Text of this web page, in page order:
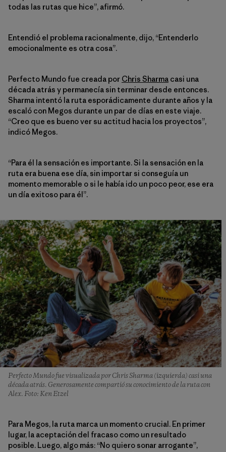
todas las rutas que hice”, afirmó.
Entendió el problema racionalmente, dijo, “Entenderlo
emocionalmente es otra cosa”.
Perfecto Mundo fue creada por Chris Sharma casi una
década atrás y permanecía sin terminar desde entonces.
Sharma intentó la ruta esporádicamente durante años y la
escaló con Megos durante un par de días en este viaje.
“Creo que es bueno ver su actitud hacia los proyectos”,
indicó Megos.
“Para él la sensación es importante. Si la sensación en la
ruta era buena ese día, sin importar si conseguía un
momento memorable o si le había ido un poco peor, ese era
un día exitoso para él”.
Perfecto Mundo fue visualizada por Chris Sharma (izquierda) casi una
década atrás. Generosamente compartió su conocimiento de la ruta con
Alex. Foto: Ken Etzel
Para Megos, la ruta marca un momento crucial. En primer
lugar, la aceptación del fracaso como un resultado
posible. Luego, algo más: “No quiero sonar arrogante”,